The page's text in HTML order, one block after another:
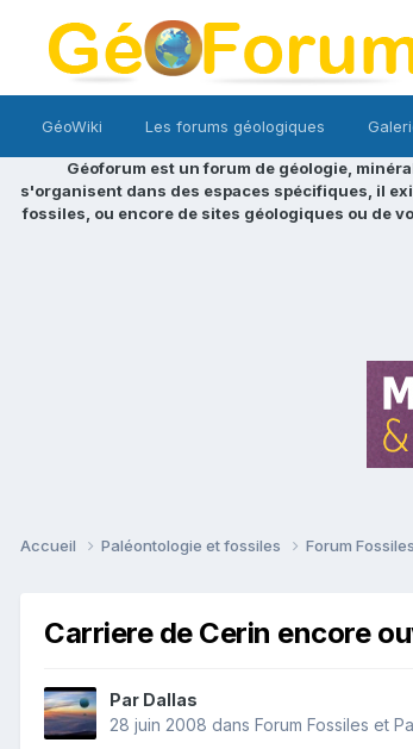
GéoWiki Les forums géologiques
Géoforum est un forum de géologie,
s'organisent dans des espaces spécifiques, il
fossiles, ou encore de sites géologiques ou de
Accueil Paléontologie et fossiles Forum
Carriere de Cerin encore
Par Dallas
28 juin 2008 dans Forum Fossiles et